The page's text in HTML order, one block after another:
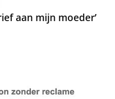
aan mijn moeder’